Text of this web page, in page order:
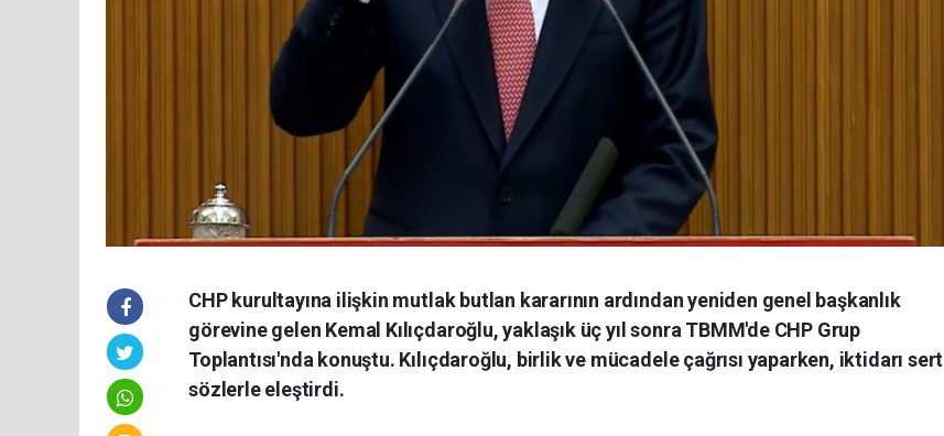
CHP kurultayına ilişkin mutlak butlan kararının ardından yeniden genel başkanlık
görevine gelen Kemal Kılıçdaroğlu, yaklaşık üç yıl sonra TBMM'de CHP Grup
Toplantısı'nda konuştu. Kılıçdaroğlu, birlik ve mücadele çağrısı yaparken, iktidarı sert
sözlerle eleştirdi.